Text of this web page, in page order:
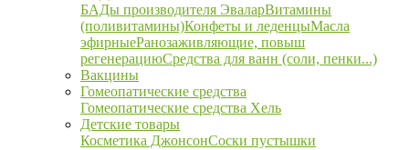
БАДы производителя ЭваларВитамины
(поливитамины)Конфеты и леденцыМасла
эфирныеРанозаживляющие, повыш
регенерациюСредства для ванн (соли, пенки...)
Вакцины
Гомеопатические средства
Гомеопатические средства Хель
Детские товары
Косметика ДжонсонСоски пустышки